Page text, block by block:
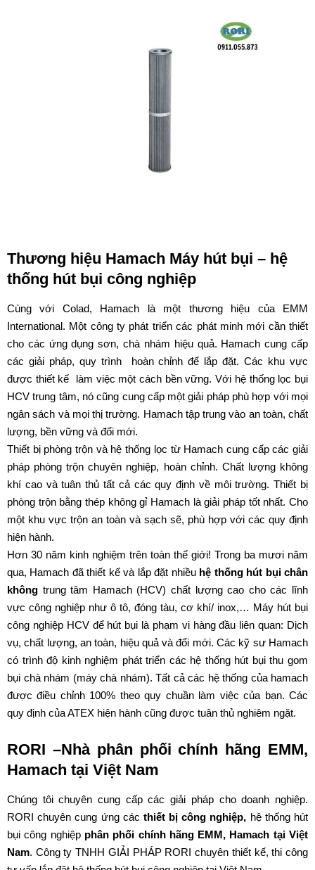
Thương hiệu Hamach Máy hút bụi – hệ
thống hút bụi công nghiệp
Cùng với Colad, Hamach là một thương hiệu của EMM
International. Một công ty phát triển các phát minh mới cần thiết
cho các ứng dụng sơn, chà nhám hiệu quả. Hamach cung cấp
các giải pháp, quy trình hoàn chỉnh để lắp đặt. Các khu vực
được thiết kế làm việc một cách bền vững. Với hệ thống lọc bụi
HCV trung tâm, nó cũng cung cấp một giải pháp phù hợp với mọi
ngân sách và mọi thị trường. Hamach tập trung vào an toàn, chất
lượng, bền vững và đổi mới.
Thiết bị phòng trộn và hệ thống lọc từ Hamach cung cấp các giải
pháp phòng trộn chuyên nghiệp, hoàn chỉnh. Chất lượng không
khí cao và tuân thủ tất cả các quy định về môi trường. Thiết bị
phòng trộn bằng thép không gỉ Hamach là giải pháp tốt nhất. Cho
một khu vực trộn an toàn và sạch sẽ, phù hợp với các quy định
hiện hành.
Hơn 30 năm kinh nghiệm trên toàn thế giới! Trong ba mươi năm
qua, Hamach đã thiết kế và lắp đặt nhiều hệ thống hút bụi chân
không trung tâm Hamach (HCV) chất lượng cao cho các lĩnh
vực công nghiệp như ô tô, đóng tàu, cơ khí/ inox,… Máy hút bụi
công nghiệp HCV để hút bụi là phạm vi hàng đầu liên quan: Dịch
vụ, chất lượng, an toàn, hiệu quả và đổi mới. Các kỹ sư Hamach
có trình độ kinh nghiệm phát triển các hệ thống hút bụi thu gom
bụi chà nhám (máy chà nhám). Tất cả các hệ thống của hamach
được điều chỉnh 100% theo quy chuần làm việc của bạn. Các
quy định của ATEX hiện hành cũng được tuân thủ nghiêm ngặt.
RORI –Nhà phân phối chính hãng EMM,
Hamach tại Việt Nam
Chúng tôi chuyên cung cấp các giải pháp cho doanh nghiệp.
RORI chuyên cung ứng các thiết bị công nghiệp, hệ thống hút
bụi công nghiệp phân phối chính hãng EMM, Hamach tạiViệt
Nam. Công ty TNHH GIẢI PHÁP RORI chuyên thiết kế, thi công